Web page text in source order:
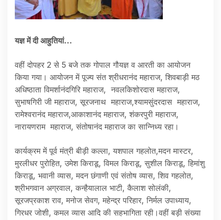
यज्ञ में दी आहुतियां…
वहीं दोपहर 2 से 5 बजे तक गोपाल गौयज्ञ व आरती का आयोजन
किया गया। आयोजन में पूज्य संत श्रीधरानंद महाराज, शिवबाड़ी मठ
अधिष्ठाता विमर्शानंदगिरि महाराज, नवलकिशोरदास महाराज,
सुभाषगिरी जी महाराज, सूरजनाथ महाराज,श्यामसुंदरदास महाराज,
रामेश्वरानंद महाराज,आकाशानंद महाराज, शंकरपुरी महाराज,
नारायणराम महाराज, संतोषानंद महाराज का सान्निध्य रहा।
कार्यक्रम में पूर्व मंत्री बीड़ी कल्ला, यशपाल गहलोत,मदन मास्टर,
मुरलीधर पुरोहित, उमेश किराडू, विमल किराडू, सुशील किराडू, हिमांशु
किराडू, भवानी व्यास, मदन छंगाणी एवं संतोष व्यास, शिव गहलोत,
श्रीभगवान अग्रवाल, कन्हैयालाल भाटी, कैलाश सोलंकी,
सूरजप्रकाश राव, मनोज सेवग, महेन्द्र परिहार, निर्मल उपाध्याय,
गिरधर जोशी, कमल व्यास आदि की सहभागिता रही।वहीं बड़ी संख्या